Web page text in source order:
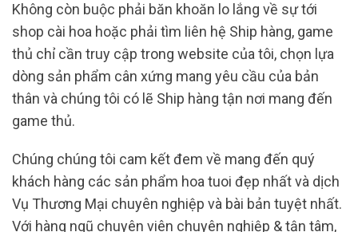
Không còn buộc phải băn khoăn lo lắng về sự tới
shop cài hoa hoặc phải tìm liên hệ Ship hàng, game
thủ chỉ cần truy cập trong website của tôi, chọn lựa
dòng sản phẩm cân xứng mang yêu cầu của bản
thân và chúng tôi có lẽ Ship hàng tận nơi mang đến
game thủ.
Chúng chúng tôi cam kết đem về mang đến quý
khách hàng các sản phẩm hoa tuoi đẹp nhất và dịch
Vụ Thương Mại chuyên nghiệp và bài bản tuyệt nhất.
Với hàng ngũ chuyên viên chuyên nghiệp & tận tâm,